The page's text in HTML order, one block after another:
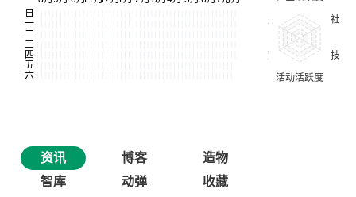
资讯 博客
造物
智库
动弹 收藏